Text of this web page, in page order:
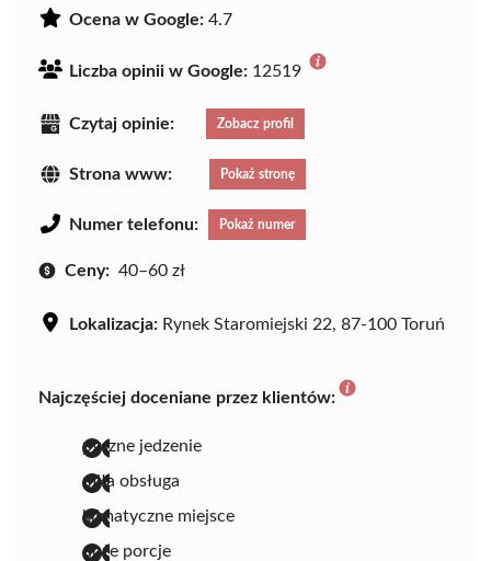
Ocena w Google: 4.7
Liczba opinii w Google: 12519
Czytaj opinie: Zobacz profil
Strona www: Pokaż stronę
Numer telefonu: Pokaż numer
Ceny: 40–60 zł
Lokalizacja: Rynek Staromiejski 22, 87-100 Toruń
Najczęściej doceniane przez klientów:
pyszne jedzenie
miła obsługa
klimatyczne miejsce
duże porcje